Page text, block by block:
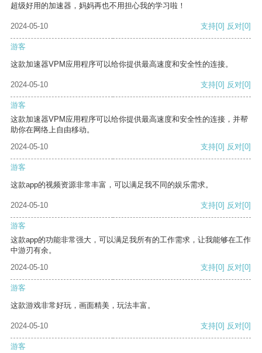
超级好用的加速器，妈妈再也不用担心我的学习啦！
2024-05-10 支持[0] 反对[0]
游客
这款加速器VPM应用程序可以给你提供最高速度和安全性的连接。
2024-05-10 支持[0] 反对[0]
游客
这款加速器VPM应用程序可以给你提供最高速度和安全性的连接，并帮
助你在网络上自由移动。
2024-05-10
支持[0] 反对[0]
游客
这款app的视频资源非常丰富，可以满足我不同的娱乐需求。
2024-05-10 支持[0] 反对[0]
游客
这款app的功能非常强大，可以满足我所有的工作需求，让我能够在工作
中游刃有余。
2024-05-10
支持[0] 反对[0]
游客
这款游戏非常好玩，画面精美，玩法丰富。
2024-05-10 支持[0] 反对[0]
游客